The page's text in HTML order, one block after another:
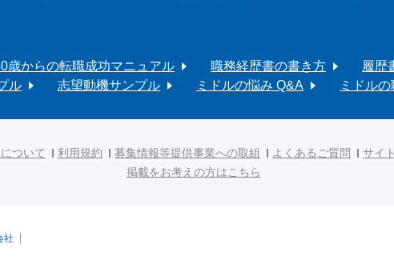
歳からの転職成功マニュアル 職務経歴書の書き方
履歴
ル 志望動機サンプル ミドルの悩み Q&A ミドル
ついて 利用規約 募集情報等提供事業への取組 よくあるご質問 サイ
掲載をお考えの方はこちら
社